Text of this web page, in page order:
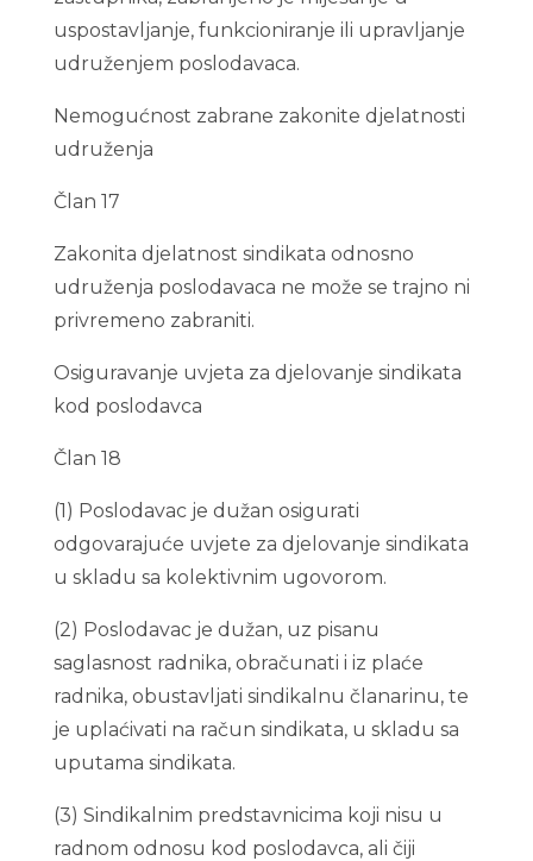
uspostavljanje, funkcioniranje ili upravljanje
udruženjem poslodavaca.
Nemogućnost zabrane zakonite djelatnosti
udruženja
Član 17
Zakonita djelatnost sindikata odnosno
udruženja poslodavaca ne može se trajno ni
privremeno zabraniti.
Osiguravanje uvjeta za djelovanje sindikata
kod poslodavca
Član 18
(1) Poslodavac je dužan osigurati
odgovarajuće uvjete za djelovanje sindikata
u skladu sa kolektivnim ugovorom.
(2) Poslodavac je dužan, uz pisanu
saglasnost radnika, obračunati i iz plaće
radnika, obustavljati sindikalnu članarinu, te
je uplaćivati na račun sindikata, u skladu sa
uputama sindikata.
(3) Sindikalnim predstavnicima koji nisu u
radnom odnosu kod poslodavca, ali čiji